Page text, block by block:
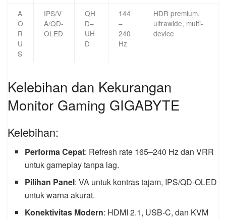
A
O
R
U
S
IPS/V
A/QD-
OLED
QH
D–
UH
D
144
–
240
Hz
HDR premium,
ultrawide, multi-
device
Kelebihan dan Kekurangan
Monitor Gaming GIGABYTE
Kelebihan:
Performa Cepat: Refresh rate 165–240 Hz dan VRR
untuk gameplay tanpa lag.
Pilihan Panel: VA untuk kontras tajam, IPS/QD-OLED
untuk warna akurat.
Konektivitas Modern: HDMI 2.1, USB-C, dan KVM